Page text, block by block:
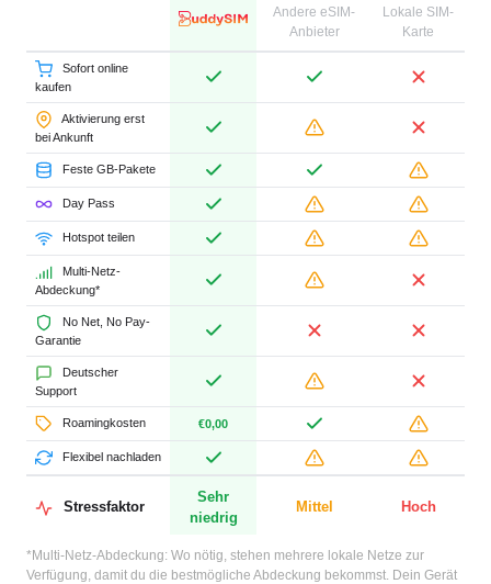
Andere eSIM-
Anbieter
Lokale SIM-
Karte
Sofort online
kaufen
Aktivierung erst
bei Ankunft
Feste GB-Pakete
Day Pass
Hotspot teilen
Multi-Netz-
Abdeckung*
No Net, No Pay-
Garantie
Deutscher
Support
Roamingkosten €0,00
Flexibel nachladen
Stressfaktor
Sehr
niedrig
Mittel Hoch
*Multi-Netz-Abdeckung: Wo nötig, stehen mehrere lokale Netze zur
Verfügung, damit du die bestmögliche Abdeckung bekommst. Dein Gerät